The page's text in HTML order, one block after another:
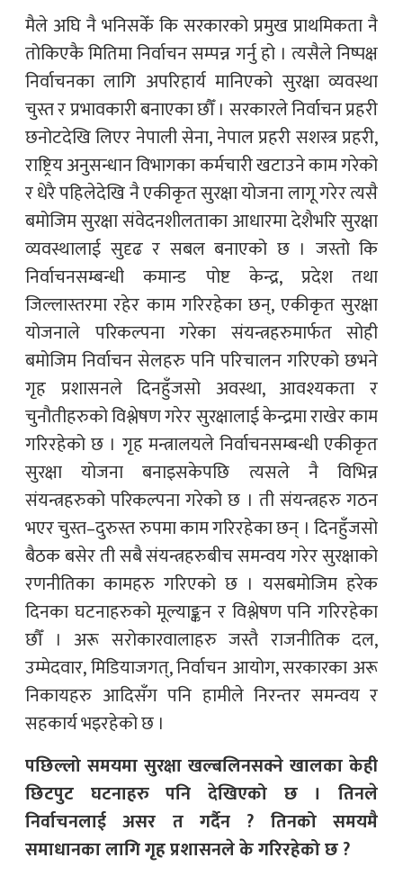
मैले अघि नै भनिसकेँ कि सरकारको प्रमुख प्राथमिकता नै
तोकिएकै मितिमा निर्वाचन सम्पन्न गर्नु हो । त्यसैले निष्पक्ष
निर्वाचनका लागि अपरिहार्य मानिएको सुरक्षा व्यवस्था
चुस्त र प्रभावकारी बनाएका छौँ । सरकारले निर्वाचन प्रहरी
छनोटदेखि लिएर नेपाली सेना, नेपाल प्रहरी सशस्त्र प्रहरी,
राष्ट्रिय अनुसन्धान विभागका कर्मचारी खटाउने काम गरेको
र धेरै पहिलेदेखि नै एकीकृत सुरक्षा योजना लागू गरेर त्यसै
बमोजिम सुरक्षा संवेदनशीलताका आधारमा देशैभरि सुरक्षा
व्यवस्थालाई सुदृढ र सबल बनाएको छ । जस्तो कि
निर्वाचनसम्बन्धी कमान्ड पोष्ट केन्द्र, प्रदेश तथा
जिल्लास्तरमा रहेर काम गरिरहेका छन्, एकीकृत सुरक्षा
योजनाले परिकल्पना गरेका संयन्त्रहरुमार्फत सोही
बमोजिम निर्वाचन सेलहरु पनि परिचालन गरिएको छभने
गृह प्रशासनले दिनहुँजसो अवस्था, आवश्यकता र
चुनौतीहरुको विश्लेषण गरेर सुरक्षालाई केन्द्रमा राखेर काम
गरिरहेको छ । गृह मन्त्रालयले निर्वाचनसम्बन्धी एकीकृत
सुरक्षा योजना बनाइसकेपछि त्यसले नै विभिन्न
संयन्त्रहरुको परिकल्पना गरेको छ । ती संयन्त्रहरु गठन
भएर चुस्त–दुरुस्त रुपमा काम गरिरहेका छन् । दिनहुँजसो
बैठक बसेर ती सबै संयन्त्रहरुबीच समन्वय गरेर सुरक्षाको
रणनीतिका कामहरु गरिएको छ । यसबमोजिम हरेक
दिनका घटनाहरुको मूल्याङ्कन र विश्लेषण पनि गरिरहेका
छौँ । अरू सरोकारवालाहरु जस्तै राजनीतिक दल,
उम्मेदवार, मिडियाजगत्, निर्वाचन आयोग, सरकारका अरू
निकायहरु आदिसँग पनि हामीले निरन्तर समन्वय र
सहकार्य भइरहेको छ ।
पछिल्लो समयमा सुरक्षा खल्बलिनसक्ने खालका केही
छिटपुट घटनाहरु पनि देखिएको छ । तिनले
निर्वाचनलाई असर त गर्दैन ? तिनको समयमै
समाधानका लागि गृह प्रशासनले के गरिरहेको छ ?